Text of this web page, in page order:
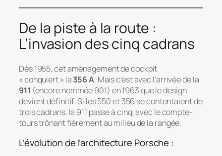
De la piste à la route :
L’invasion des cinq cadrans
Dès 1955, cet aménagement de cockpit
« conquiert » la356 A. Mais c’est avec l’arrivée de la
911 (encore nommée 901) en 1963 que le design
devient définitif. Si les 550 et 356 se contentaient de
trois cadrans, la 911 passe à cinq, avec le compte-
tours trônant fièrement au milieu de la rangée.
L’évolution de l’architecture Porsche :